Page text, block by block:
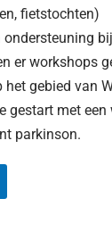
fietstochten)
ondersteuning
er workshops
het gebied van
gestart met
parkinson.